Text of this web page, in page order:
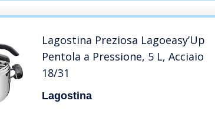
Lagostina Preziosa Lagoeasy’Up
Pentola a Pressione, 5 L, Acciaio
18/31
Lagostina